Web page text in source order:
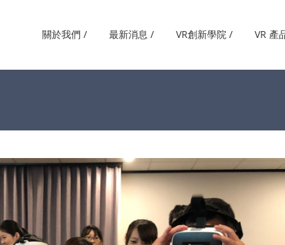
關於我們 / 最新消息 / VR創新學院 / VR 產